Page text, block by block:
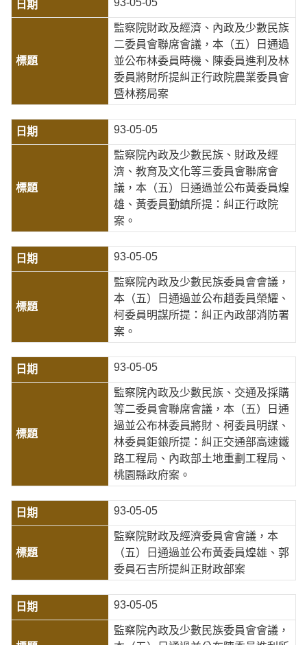
93-05-05
監察院財政及經濟、內政及少數民族
二委員會聯席會議，本（五）日通過
並公布林委員時機、陳委員進利及林
委員將財所提糾正行政院農業委員會
暨林務局案
93-05-05
監察院內政及少數民族、財政及經
濟、教育及文化等三委員會聯席會
議，本（五）日通過並公布黃委員煌
雄、黃委員勤鎮所提：糾正行政院
案。
93-05-05
監察院內政及少數民族委員會會議，
本（五）日通過並公布趙委員榮耀、
柯委員明謀所提：糾正內政部消防署
案。
93-05-05
監察院內政及少數民族、交通及採購
等二委員會聯席會議，本（五）日通
過並公布林委員將財、柯委員明謀、
林委員鉅鋃所提：糾正交通部高速鐵
路工程局、內政部土地重劃工程局、
桃園縣政府案。
93-05-05
監察院財政及經濟委員會會議，本
（五）日通過並公布黃委員煌雄、郭
委員石吉所提糾正財政部案
93-05-05
監察院內政及少數民族委員會會議，